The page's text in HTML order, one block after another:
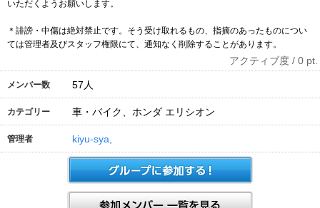
いただくようお願いします。
＊誹謗・中傷は絶対禁止です。そう受け取れるもの、指摘のあったものについ
ては管理者及びスタッフ権限にて、通知なく削除することがあります。
アクティブ度 / 0 pt.
メンバー数 57 人
カテゴリー 車・バイク、ホンダ エリシオン
管理者 kiyu-sya,